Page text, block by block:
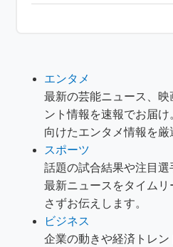
エンタメ
最新の芸能ニュース、
ント情報を速報でお届
向けたエンタメ情報を厳
スポーツ
話題の試合結果や注目
最新ニュースをタイム
さずお伝えします。
ビジネス
企業の動きや経済トレ